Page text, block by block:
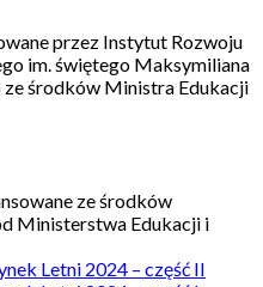
przez Instytut Rozwoju
im. świętego Maksymiliana
środków Ministra Edukacji
ze środków
Ministerstwa Edukacji i
Letni 2024 – część II